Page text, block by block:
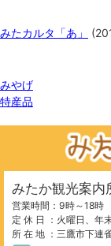
みたカルタ「あ」 (
みやげ
特産品
みたか観光案内
営業時間：9時～18時
定 休 日 ：火曜日、年
所 在 地 ：三鷹市下